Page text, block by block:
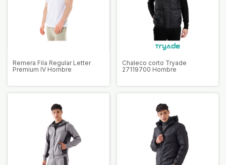
Remera Fila Regular Letter
Premium IV Hombre
Chaleco corto Tryade
27119700 Hombre